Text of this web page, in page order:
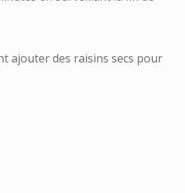
ajouter des raisins secs pour